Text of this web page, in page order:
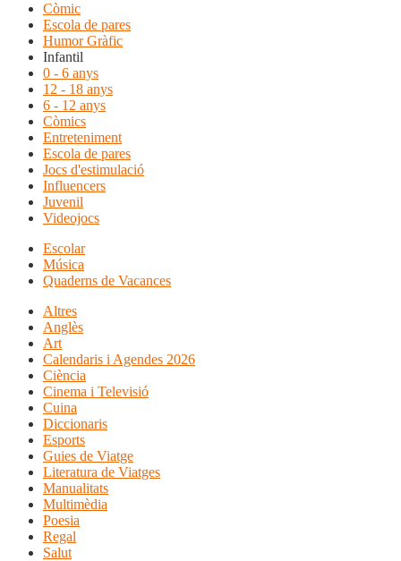
Còmic
Escola de pares
Humor Gràfic
Infantil
0 - 6 anys
12 - 18 anys
6 - 12 anys
Còmics
Entreteniment
Escola de pares
Jocs d'estimulació
Influencers
Juvenil
Videojocs
Escolar
Música
Quaderns de Vacances
Altres
Anglès
Art
Calendaris i Agendes 2026
Ciència
Cinema i Televisió
Cuina
Diccionaris
Esports
Guies de Viatge
Literatura de Viatges
Manualitats
Multimèdia
Poesia
Regal
Salut